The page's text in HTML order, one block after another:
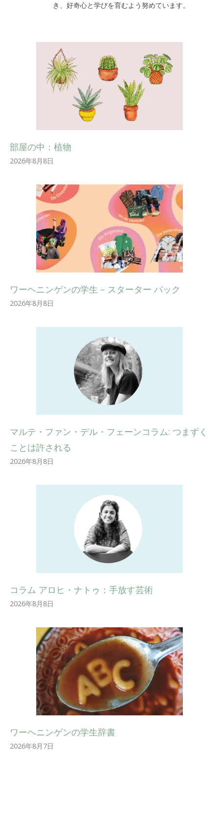
き、好奇心と学びを育むよう努めています。
部屋の中：植物
2026年8月8日
ワーヘニンゲンの学生 – スターター パック
2026年8月8日
マルテ・ファン・デル・フェーンコラム: つまずく
ことは許される
2026年8月8日
コラム アロヒ・ナトゥ：手放す芸術
2026年8月8日
ワーヘニンゲンの学生辞書
2026年8月7日